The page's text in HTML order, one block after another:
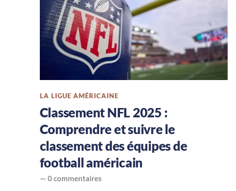
football
américain
France,
savoir
LA LIGUE AMÉRICAINE
Classement NFL 2025 :
Comprendre et suivre le
classement des équipes de
football américain
— 0 commentaires